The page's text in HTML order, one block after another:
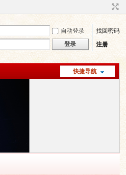
自动登录
找回密码
登录 注册
快捷导航